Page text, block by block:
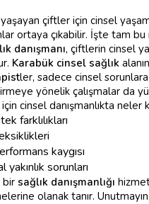
çiftler için cinsel
ortaya çıkabilir. İşte tam
danışmanı, çiftlerin cinsel
Karabük cinsel sağlık
ler, sadece cinsel
yönelik çalışmalar da
cinsel danışmanlıkta neler
farklılıkları
kaygısı
yakınlık sorunları
bir sağlık danışmanlığı
olanak tanır.